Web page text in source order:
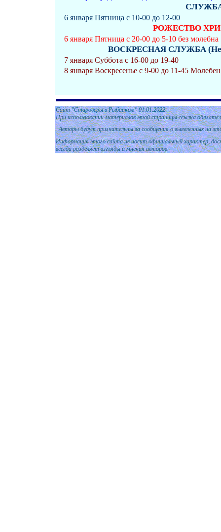
6 января Пятница с 10-00 до 12-00
РОЖЕСТВО
6 января Пятница с 20-00 до 5-10 без молебна
ВОСКРЕСНАЯ СЛУЖБА
7 января Суббота с 16-00 до 19-40
8 января Воскресенье с 9-00 до 11-45
Сайт"Староверы в Рыбацком" 01.01.2022
При использовании материалов этой страницы ссылка
Авторы будут признательны за сообщения о выявленных на
Информация этого сайта не носит официальный характер,
всегда разделяет взгляды и мнения авторов.